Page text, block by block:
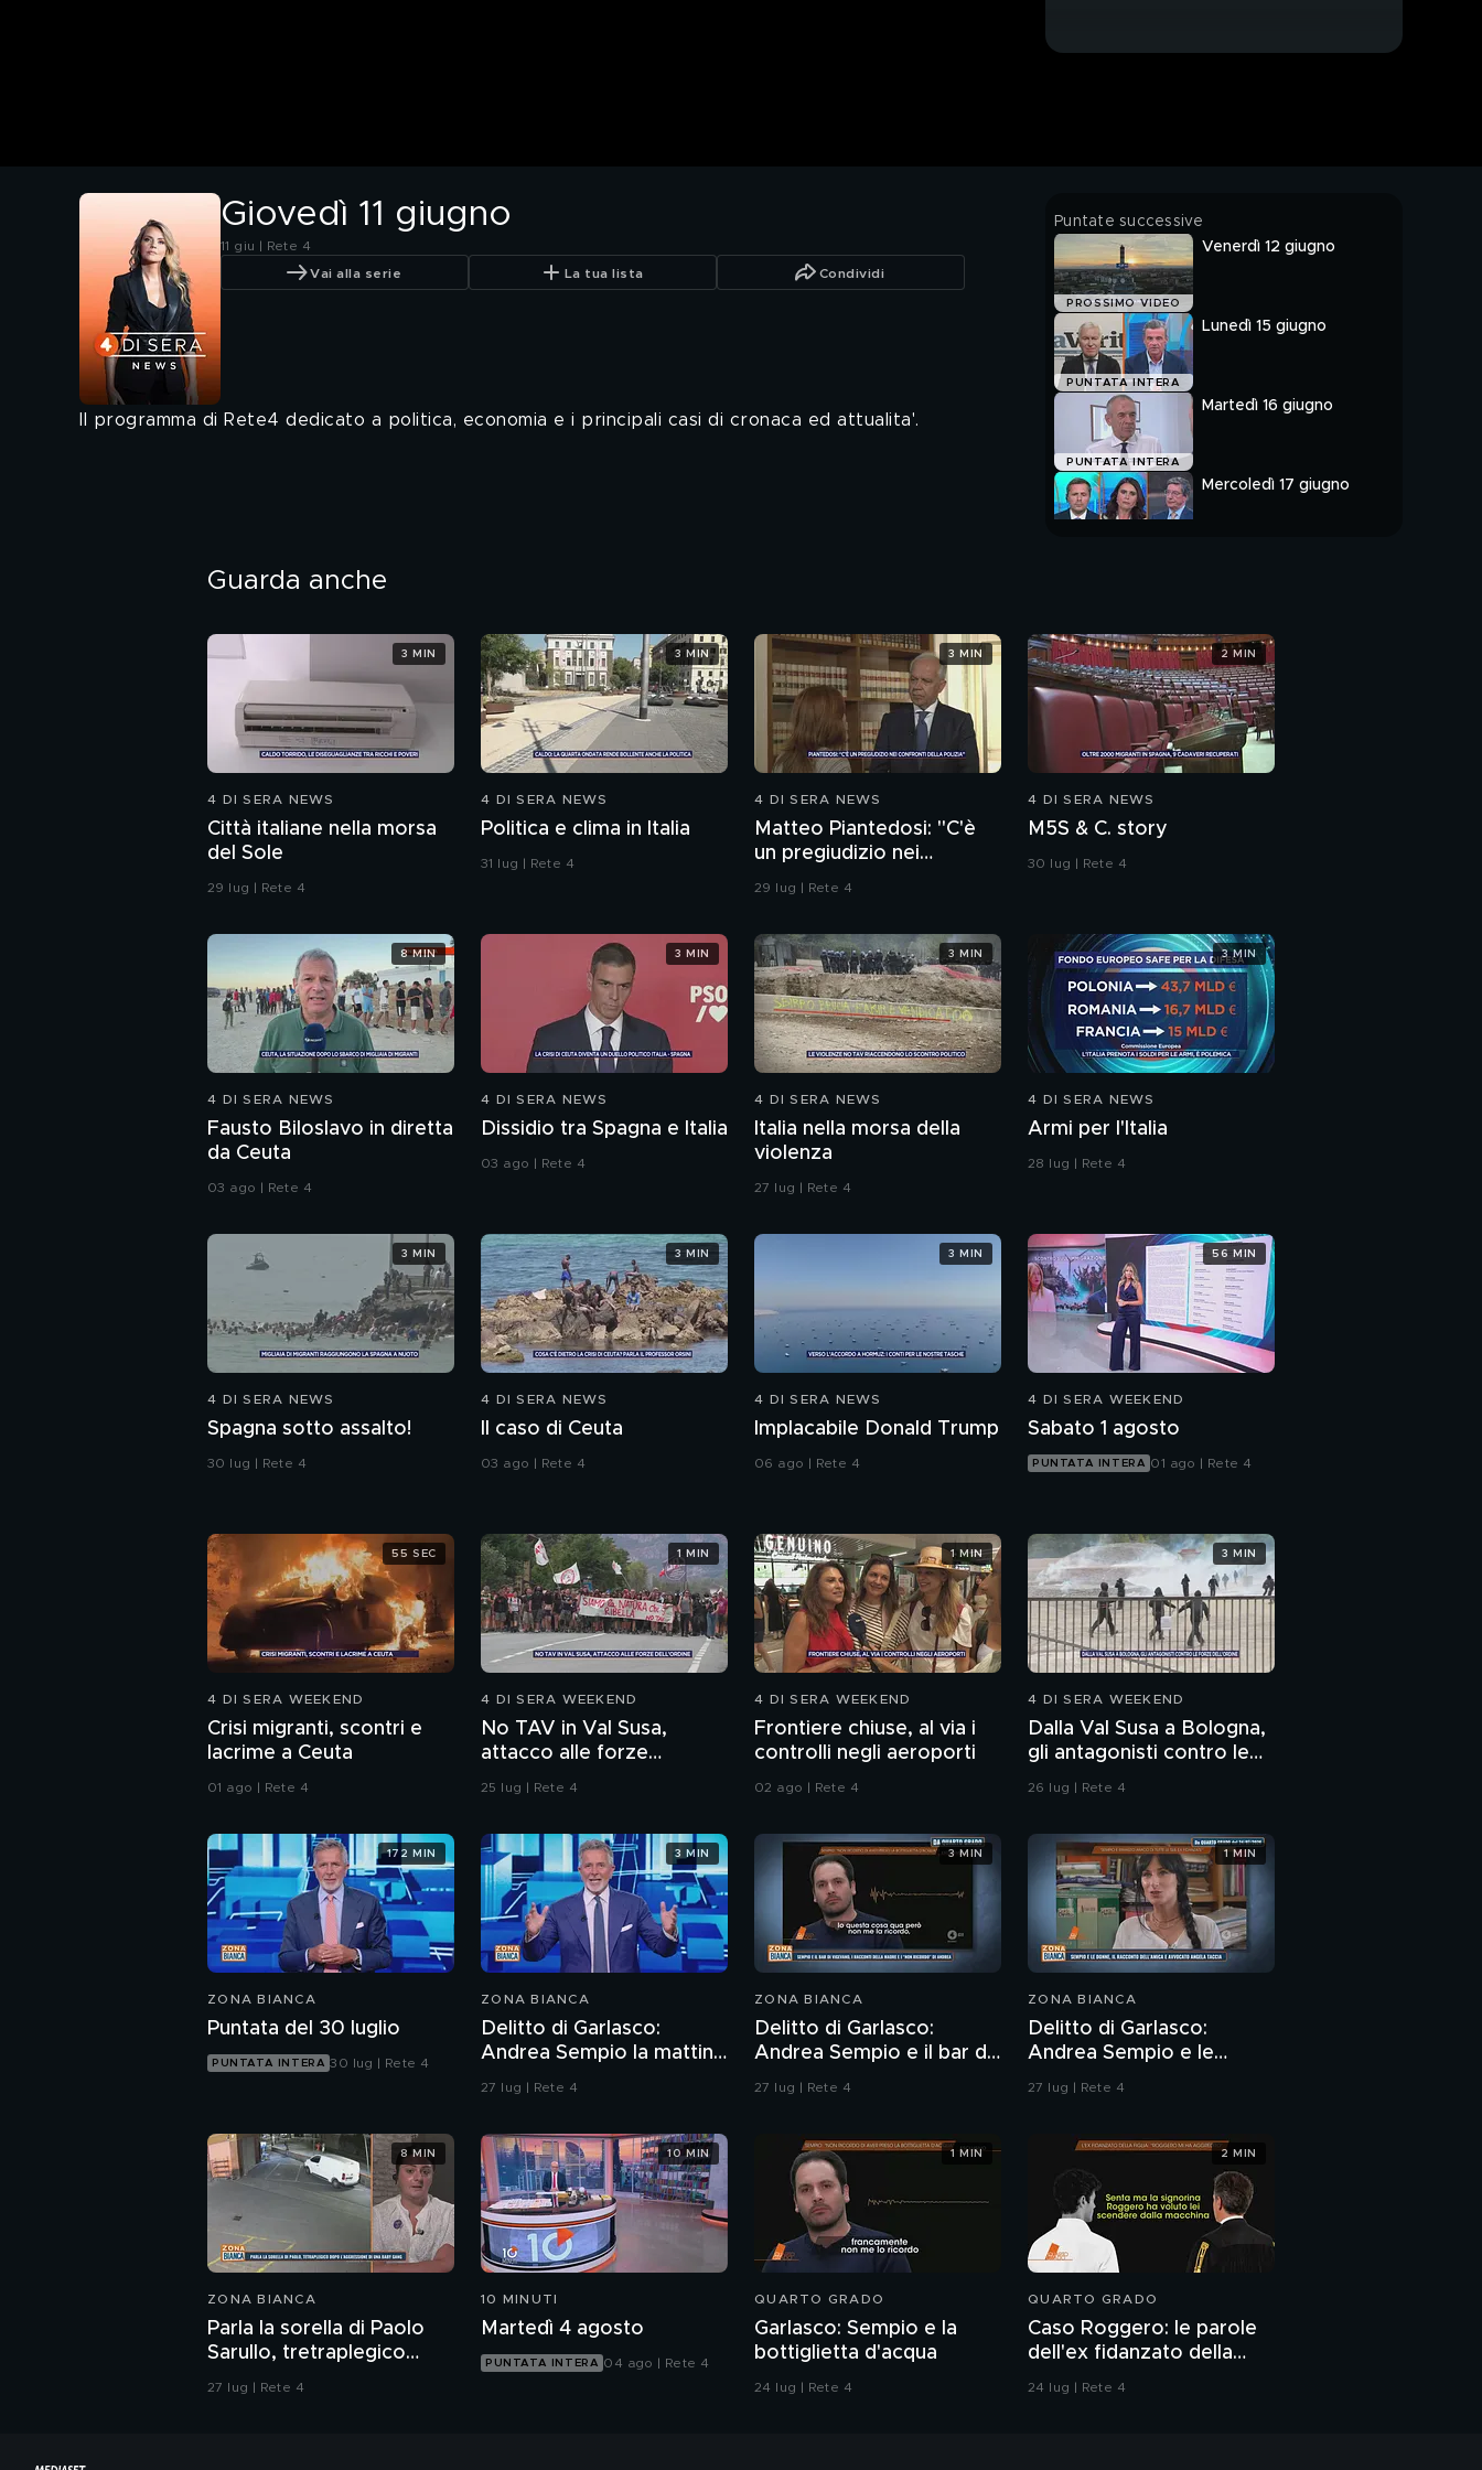
Giovedì 11 giugno
11 giu | Rete 4
Vai alla serie La tua lista Condividi
Il programma di Rete4 dedicato a politica, economia e i principali casi di cronaca ed attualita'.
Puntate successive
PROSSIMO VIDEO
Venerdì 12 giugno
PUNTATA INTERA
Lunedì 15 giugno
PUNTATA INTERA
Martedì 16 giugno
Mercoledì 17 giugno
Guarda anche
4 DI SERA NEWS
Città italiane nella morsa
del Sole
29 lug | Rete 4
3 MIN
4 DI SERA NEWS
Politica e clima in Italia
31 lug | Rete 4
3 MIN
4 DI SERA NEWS
Matteo Piantedosi: "C'è
un pregiudizio nei
confronti della polizia"
29 lug | Rete 4
3 MIN
4 DI SERA NEWS
M5S & C. story
30 lug | Rete 4
2 MIN
4 DI SERA NEWS
Fausto Biloslavo in diretta
da Ceuta
03 ago | Rete 4
8 MIN
4 DI SERA NEWS
Dissidio tra Spagna e Italia
03 ago | Rete 4
3 MIN
4 DI SERA NEWS
Italia nella morsa della
violenza
27 lug | Rete 4
3 MIN
4 DI SERA NEWS
Armi per l'Italia
28 lug | Rete 4
3 MIN
4 DI SERA NEWS
Spagna sotto assalto!
30 lug | Rete 4
3 MIN
4 DI SERA NEWS
Il caso di Ceuta
03 ago | Rete 4
3 MIN
4 DI SERA NEWS
Implacabile Donald Trump
06 ago | Rete 4
3 MIN
4 DI SERA WEEKEND
Sabato 1 agosto
PUNTATA INTERA 01 ago | Rete 4
56 MIN
4 DI SERA WEEKEND
Crisi migranti, scontri e
lacrime a Ceuta
01 ago | Rete 4
55 SEC
4 DI SERA WEEKEND
No TAV in Val Susa,
attacco alle forze
dell'ordine
25 lug | Rete 4
1 MIN
4 DI SERA WEEKEND
Frontiere chiuse, al via i
controlli negli aeroporti
02 ago | Rete 4
1 MIN
4 DI SERA WEEKEND
Dalla Val Susa a Bologna,
gli antagonisti contro le
forze dell'ordine
26 lug | Rete 4
3 MIN
ZONA BIANCA
Puntata del 30 luglio
PUNTATA INTERA 30 lug | Rete 4
172 MIN
ZONA BIANCA
Delitto di Garlasco:
Andrea Sempio la mattina
del delitto è stato in un
27 lug | Rete 4
3 MIN
ZONA BIANCA
Delitto di Garlasco:
Andrea Sempio e il bar di
Vigevano e i racconti
27 lug | Rete 4
3 MIN
ZONA BIANCA
Delitto di Garlasco:
Andrea Sempio e le
donne, il racconto
27 lug | Rete 4
1 MIN
ZONA BIANCA
Parla la sorella di Paolo
Sarullo, tretraplegico
dopo l'aggressione di una
27 lug | Rete 4
8 MIN
10 MINUTI
Martedì 4 agosto
PUNTATA INTERA 04 ago | Rete 4
10 MIN
QUARTO GRADO
Garlasco: Sempio e la
bottiglietta d'acqua
24 lug | Rete 4
1 MIN
QUARTO GRADO
Caso Roggero: le parole
dell'ex fidanzato della
24 lug | Rete 4
2 MIN